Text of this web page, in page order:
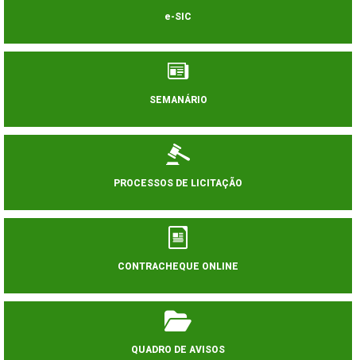
e-SIC
SEMANÁRIO
PROCESSOS DE LICITAÇÃO
CONTRACHEQUE ONLINE
QUADRO DE AVISOS